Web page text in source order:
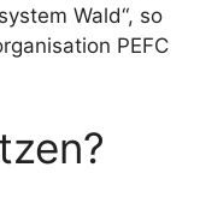
Wald“, so
PEFC